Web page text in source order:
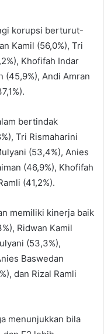
korupsi berturut-
Kamil (56,0%), Tri
Khofifah Indar
(45,9%), Andi Amran
bertindak
Tri Rismaharini
(53,4%), Anies
(46,9%), Khofifah
(41,2%).
memiliki kinerja baik
Ridwan Kamil
(53,3%),
Baswedan
dan Rizal Ramli
menunjukkan bila